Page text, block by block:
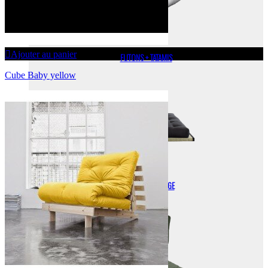
FUTONS + TATAMIS
FUTONS DE VOYAGE
Ajouter au panier
Cube Baby yellow